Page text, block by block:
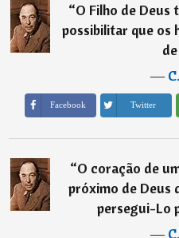
“O Filho de Deus
possibilitar que os
―
Facebook Twitter
“O coração de
próximo de Deus
persegui-Lo
―